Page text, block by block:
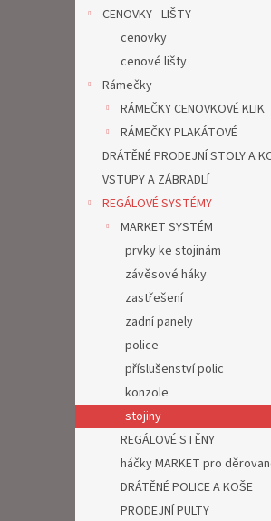
CENOVKY - LIŠTY
cenovky
cenové lišty
Rámečky
RÁMEČKY CENOVKOVÉ KLIK
RÁMEČKY PLAKÁTOVÉ
DRÁTĚNÉ PRODEJNÍ STOLY A
VSTUPY A ZÁBRADLÍ
REGÁLOVÉ SYSTÉMY
MARKET SYSTÉM
prvky ke stojinám
závěsové háky
zastřešení
zadní panely
police
příslušenství polic
konzole
stojiny
REGÁLOVÉ STĚNY
háčky MARKET pro
DRÁTĚNÉ POLICE A KOŠE
PRODEJNÍ PULTY